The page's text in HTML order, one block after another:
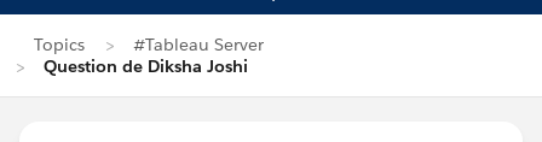
Topics
#Tableau Server
Question de Diksha Joshi